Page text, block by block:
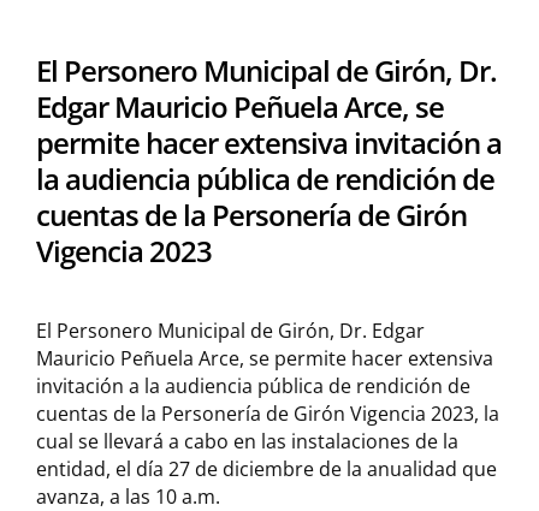
El Personero Municipal de Girón, Dr.
Edgar Mauricio Peñuela Arce, se
permite hacer extensiva invitación a
la audiencia pública de rendición de
cuentas de la Personería de Girón
Vigencia 2023
El Personero Municipal de Girón, Dr. Edgar
Mauricio Peñuela Arce, se permite hacer extensiva
invitación a la audiencia pública de rendición de
cuentas de la Personería de Girón Vigencia 2023, la
cual se llevará a cabo en las instalaciones de la
entidad, el día 27 de diciembre de la anualidad que
avanza, a las 10 a.m.